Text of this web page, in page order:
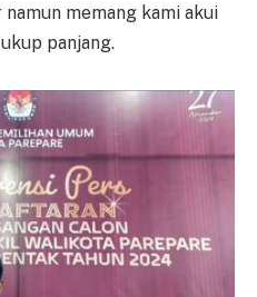
memang kami akui
panjang.